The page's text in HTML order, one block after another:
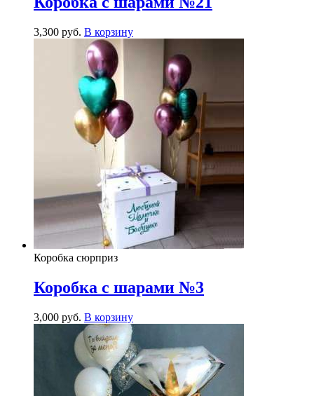
3,300 руб. В корзину
Коробка сюрприз
Коробка с шарами №3
3,000 руб. В корзину